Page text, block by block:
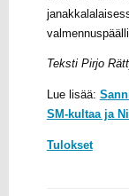
Teksti Pirjo
Lue lisää:
SM-kultaa ja
Tulokset